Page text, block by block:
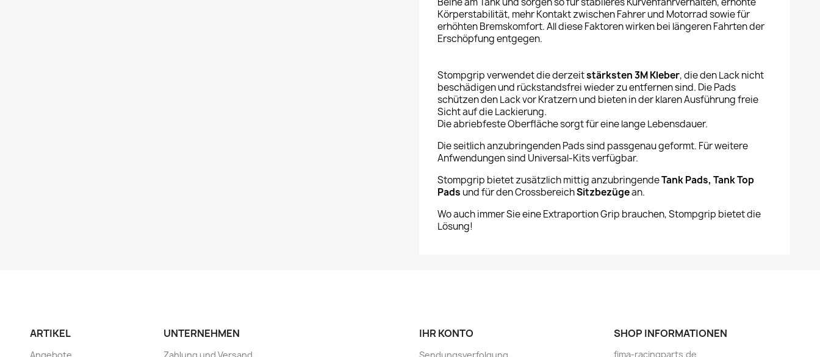
Körperstabilität, mehr Kontakt zwischen Fahrer und Motorrad sowie für
erhöhten Bremskomfort. All diese Faktoren wirken bei längeren Fahrten der
Erschöpfung entgegen.
Stompgrip verwendet die derzeitstärksten 3M Kleber, die den Lack nicht
beschädigen und rückstandsfrei wieder zu entfernen sind. Die Pads
schützen den Lack vor Kratzern und bieten in der klaren Ausführung freie
Sicht auf die Lackierung.
Die abriebfeste Oberfläche sorgt für eine lange Lebensdauer.
Die seitlich anzubringenden Pads sind passgenau geformt. Für weitere
Anfwendungen sind Universal-Kits verfügbar.
Stompgrip bietet zusätzlich mittig anzubringendeTank Pads, Tank Top
Pads und für den CrossbereichSitzbezügean.
Wo auch immer Sie eine Extraportion Grip brauchen, Stompgrip bietet die
Lösung!
ARTIKEL UNTERNEHMEN IHR KONTO SHOP INFORMATIONEN
fima-racingparts.de